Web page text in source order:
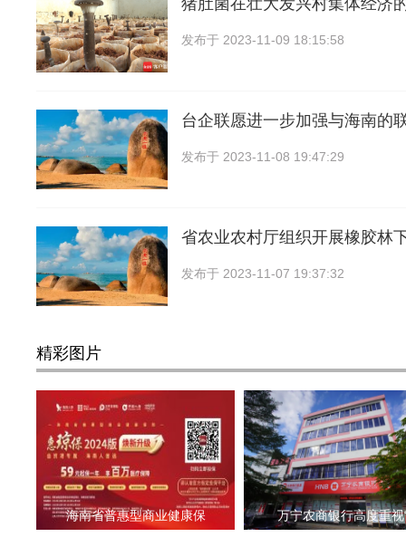
猪肚菌在壮大发兴村集体经济
发布于 2023-11-09 18:15:58
台企联愿进一步加强与海南的
发布于 2023-11-08 19:47:29
省农业农村厅组织开展橡胶林
发布于 2023-11-07 19:37:32
精彩图片
海南省普惠型商业健康保 万宁农商银行高度重视